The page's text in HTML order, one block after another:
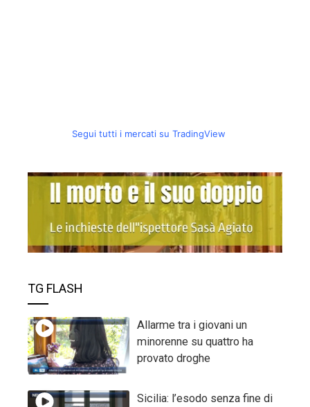
Segui tutti i mercati su TradingView
TG FLASH
Allarme tra i giovani un
minorenne su quattro ha
provato droghe
Sicilia: l’esodo senza fine di